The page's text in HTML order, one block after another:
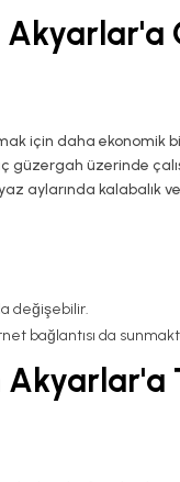
Akyarlar'a
için daha ekonomik
güzergah üzerinde
aylarında kalabalık
değişebilir.
bağlantısı da
Akyarlar'a